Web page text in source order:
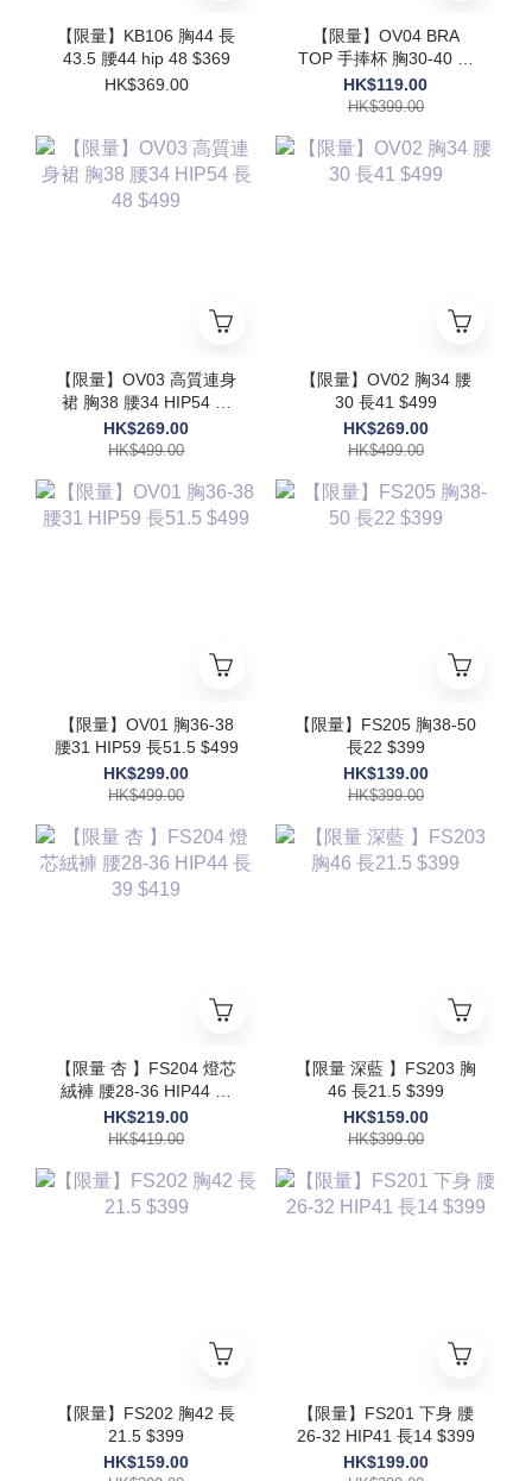
【限量】KB106 胸44 長
43.5 腰44 hip 48 $369
HK$369.00
【限量】OV04 BRA
TOP 手捧杯 胸30-40 長
17.5$399
HK$119.00
HK$399.00
【限量】OV03 高質連身
裙 胸38 腰34 HIP54 長
48 $499
HK$269.00
HK$499.00
【限量】OV02 胸34 腰
30 長41 $499
HK$269.00
HK$499.00
【限量】OV01 胸36-38
腰31 HIP59 長51.5 $499
HK$299.00
HK$499.00
【限量】FS205 胸38-50
長22 $399
HK$139.00
HK$399.00
【限量 杏 】FS204 燈芯
絨褲 腰28-36 HIP44 長
39 $419
HK$219.00
HK$419.00
【限量 深藍 】FS203 胸
46 長21.5 $399
HK$159.00
HK$399.00
【限量】FS202 胸42 長
21.5 $399
HK$159.00
【限量】FS201 下身 腰
26-32 HIP41 長14 $399
HK$199.00